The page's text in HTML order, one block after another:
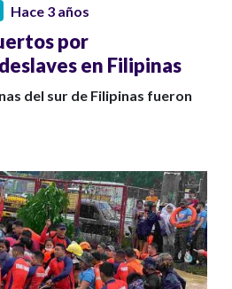
Hace 3 años
por
en Filipinas
del sur de Filipinas fueron